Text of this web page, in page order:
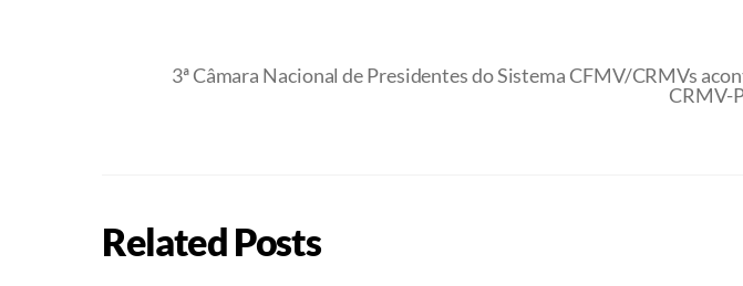
3ª Câmara Nacional de Presidentes do Sistema CFMV/CRMVs
CRMV-
Related Posts